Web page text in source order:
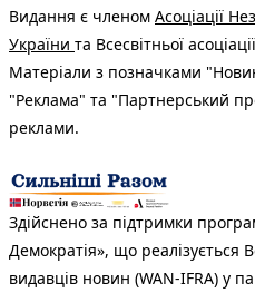
Видання є членом Асоціації
України та Всесвітньої
Матеріали з позначками
"Реклама" та "Партнерський
реклами.
Здійснено за підтримки
Демократія», що реалізується
видавців новин (WAN-IFRA) у